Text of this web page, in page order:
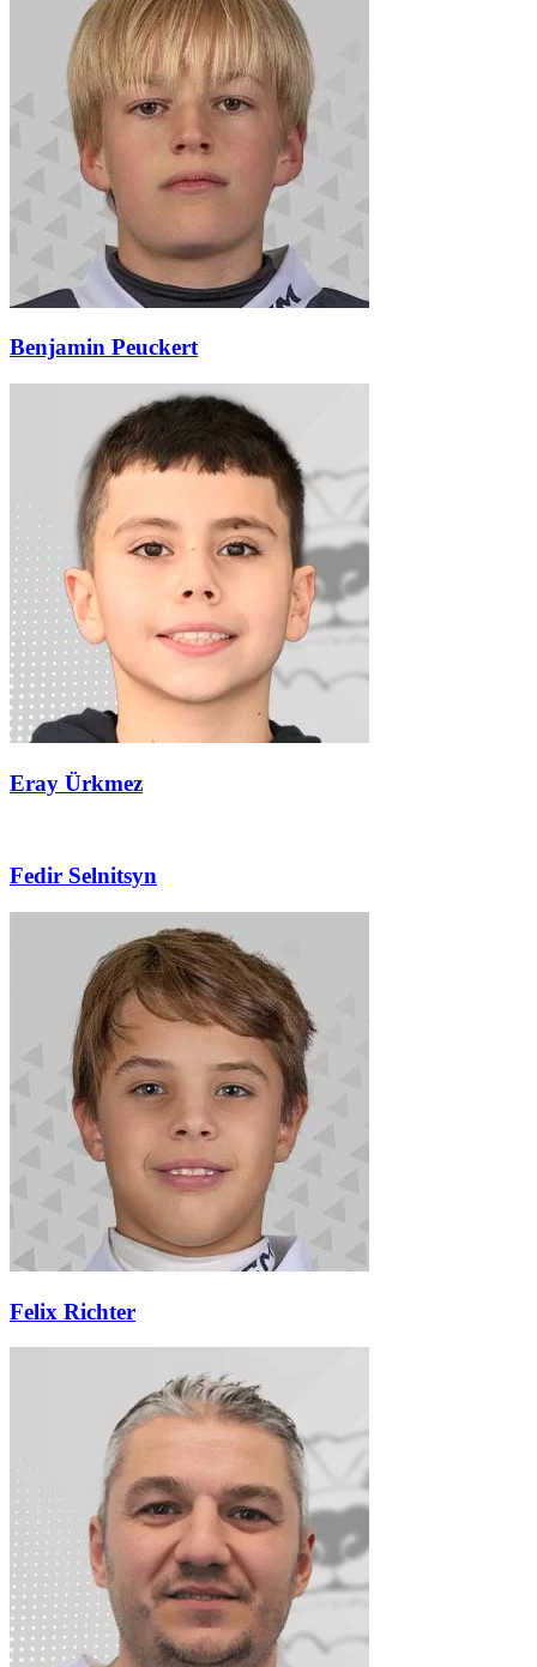
Benjamin Peuckert
Eray Ürkmez
Fedir Selnitsyn
Felix Richter